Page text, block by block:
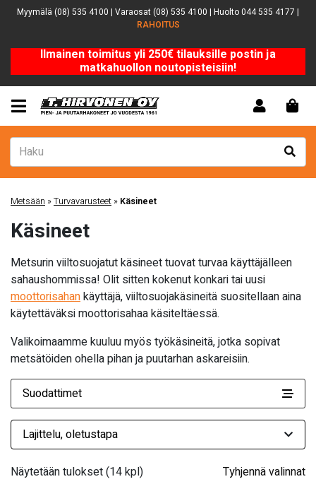
Myymälä (08) 535 4100 | Varaosat (08) 535 4100 | Huolto 044 535 4177 |
RAHOITUS
Ilmainen toimitus yli 250€ tilauksille postin ja
matkahuollon noutopisteisiin!
Metsään »Turvavarusteet » Käsineet
Käsineet
Metsurin viiltosuojatut käsineet tuovat turvaa käyttäjälleen
sahaushommissa! Olit sitten kokenut konkari tai uusi
moottorisahankäyttäjä, viiltosuojakäsineitä suositellaan aina
käytettäväksi moottorisahaa käsiteltäessä.
Valikoimaamme kuuluu myös työkäsineitä, jotka sopivat
metsätöiden ohella pihan ja puutarhan askareisiin.
Suodattimet
Näytetään tulokset (14 kpl) Tyhjennä valinnat